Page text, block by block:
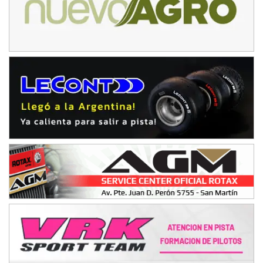
08/09-AGO
Baradero (Buenos Aires)
KDO - F6
Ciudad de Trenque Lauquen (Asfalto)
ENTRERRIANO - F6 (POSTERGADA)
Villaguay (Entre Ríos)
VICTORIENSE - F7
El Cerro (Tierra)
Victoria (Entre Ríos)
Moto Club Reginense (Tierra)
Gral. E. Godoy (Río Negro)